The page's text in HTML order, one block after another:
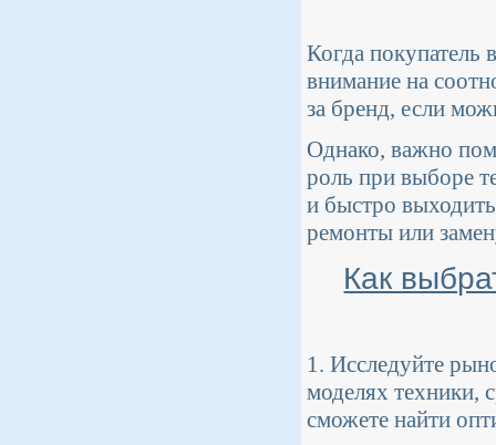
Когда покупатель
внимание на
за бренд, если
Однако, важно
роль при выборе
и быстро
ремонты или
Как
1. Исследуйте
моделях техники,
сможете найти